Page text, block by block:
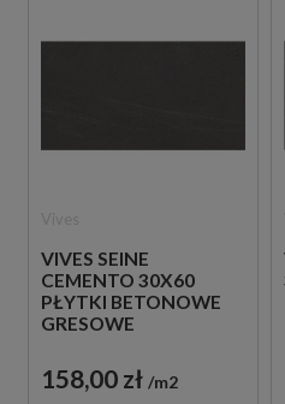
VIVES SEINE
CEMENTO 30X60
PŁYTKI BETONOWE
GRESOWE
158,00 zł m2